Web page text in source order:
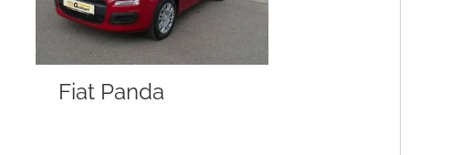
Fiat Panda